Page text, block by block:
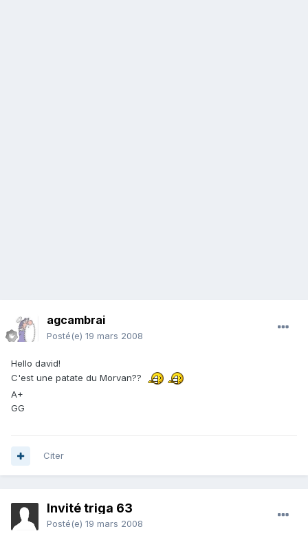
agcambrai
Posté(e) 19 mars 2008
Hello david!
C'est une patate du Morvan??
A+
GG
Citer
Invité triga 63
Posté(e) 19 mars 2008